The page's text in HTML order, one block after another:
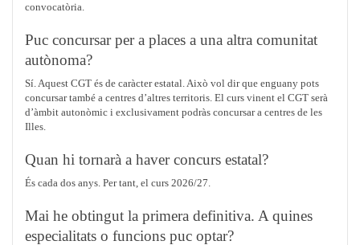
convocatòria.
Puc concursar per a places a una altra comunitat
autònoma?
Sí. Aquest CGT és de caràcter estatal. Això vol dir que enguany pots
concursar també a centres d’altres territoris. El curs vinent el CGT serà
d’àmbit autonòmic i exclusivament podràs concursar a centres de les
Illes.
Quan hi tornarà a haver concurs estatal?
És cada dos anys. Per tant, el curs 2026/27.
Mai he obtingut la primera definitiva. A quines
especialitats o funcions puc optar?